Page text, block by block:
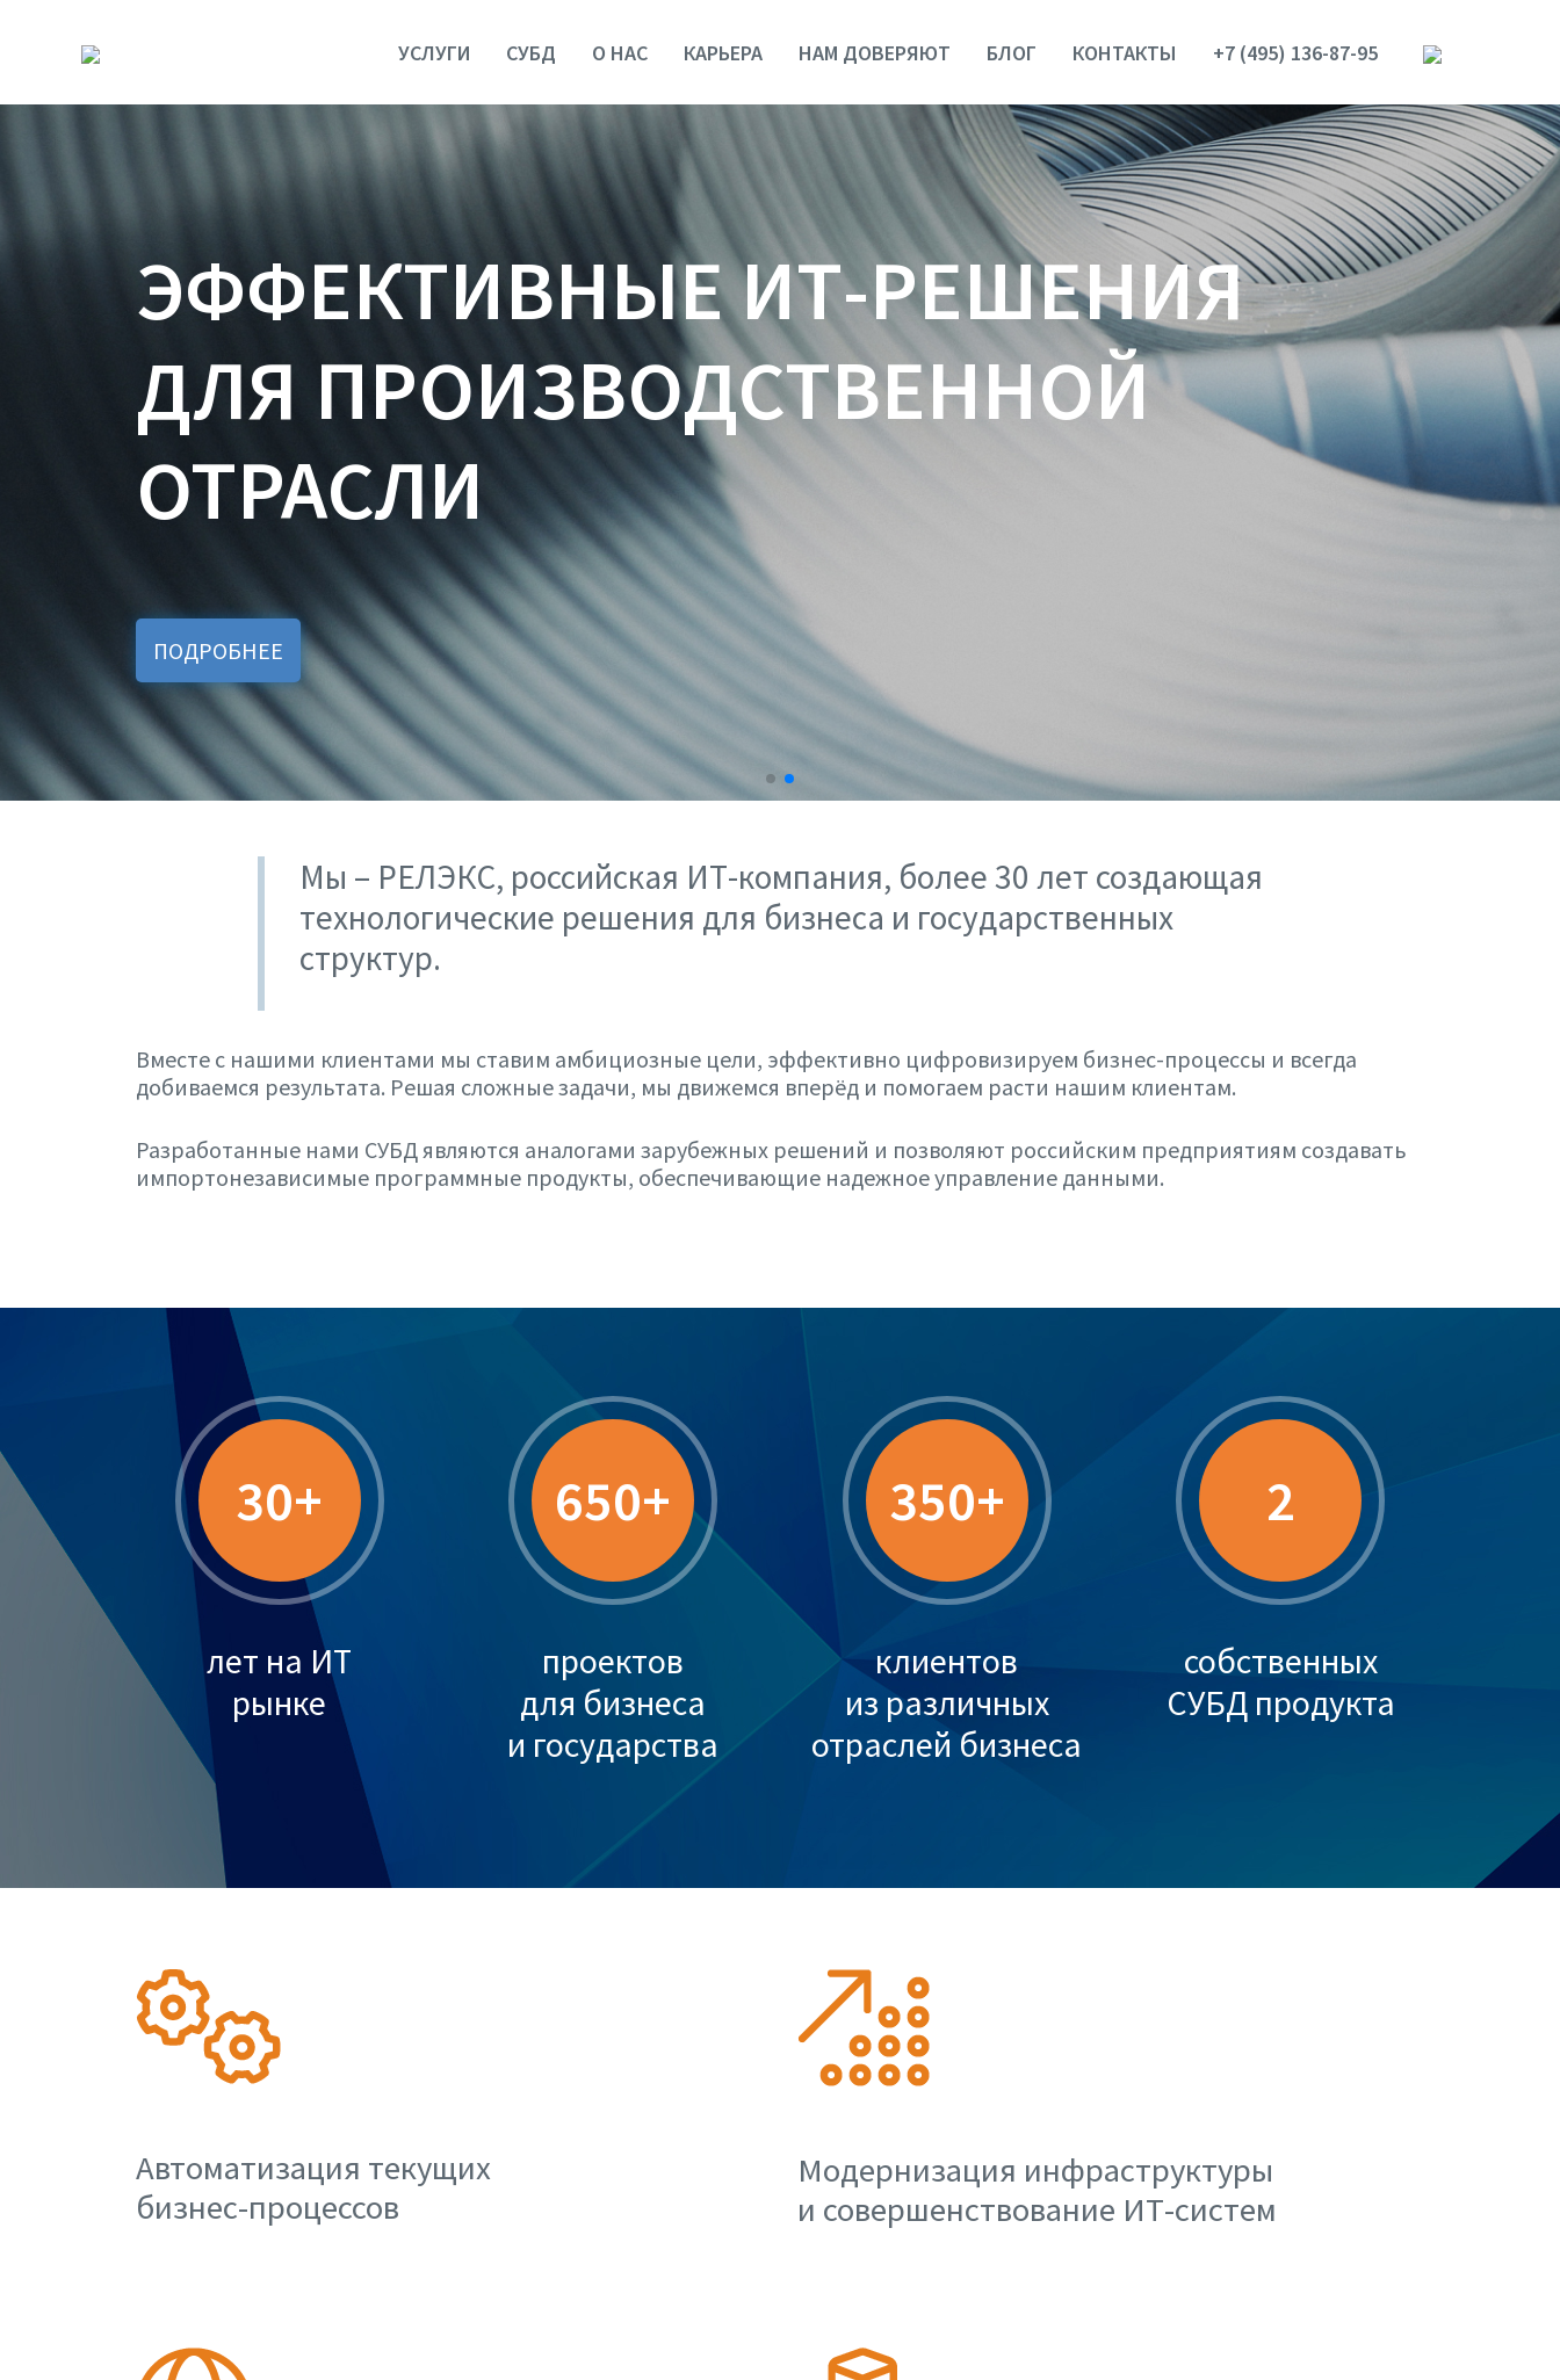
УСЛУГИ СУБД О НАС КАРЬЕРА НАМ ДОВЕРЯЮТ БЛОГ КОНТАКТЫ +7 (495) 136-87-95
ЭФФЕКТИВНЫЕ ИТ-РЕШЕНИЯ
ДЛЯ ПРОИЗВОДСТВЕННОЙ
ОТРАСЛИ
ПОДРОБНЕЕ
Мы – РЕЛЭКС, российская ИТ-компания, более 30 лет создающая
технологические решения для бизнеса и государственных
структур.
Вместе с нашими клиентами мы ставим амбициозные цели, эффективно цифровизируем бизнес-процессы и всегда
добиваемся результата. Решая сложные задачи, мы движемся вперёд и помогаем расти нашим клиентам.
Разработанные нами СУБД являются аналогами зарубежных решений и позволяют российским предприятиям создавать
импортонезависимые программные продукты, обеспечивающие надежное управление данными.
30+
лет на ИТ
рынке
650+
проектов
для бизнеса
и государства
350+
клиентов
из различных
отраслей бизнеса
2
собственных
СУБД продукта
Автоматизация текущих
бизнес-процессов
Модернизация инфраструктуры
и совершенствование ИТ-систем